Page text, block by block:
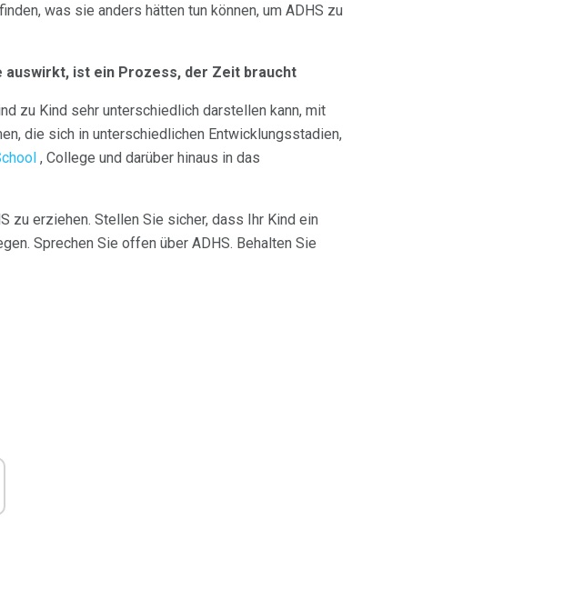
was sie anders hätten tun können, um ADHS zu
auswirkt, ist ein Prozess, der Zeit braucht
zu Kind sehr unterschiedlich darstellen kann, mit
die sich in unterschiedlichen Entwicklungsstadien,
, College und darüber hinaus in das
zu erziehen. Stellen Sie sicher, dass Ihr Kind ein
Sprechen Sie offen über ADHS. Behalten Sie